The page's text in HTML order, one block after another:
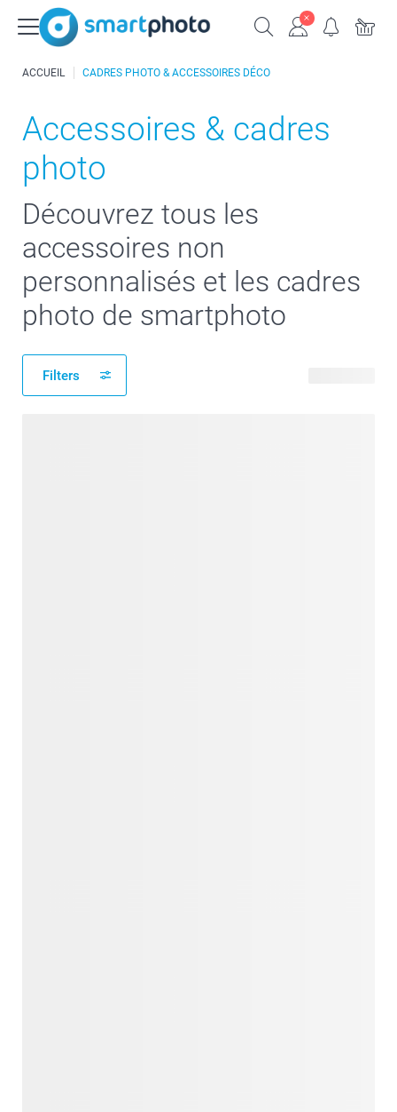
ACCUEIL CADRES PHOTO & ACCESSOIRES DÉCO
Accessoires & cadres
photo
Découvrez tous les
accessoires non
personnalisés et les cadres
photo de smartphoto
Filters